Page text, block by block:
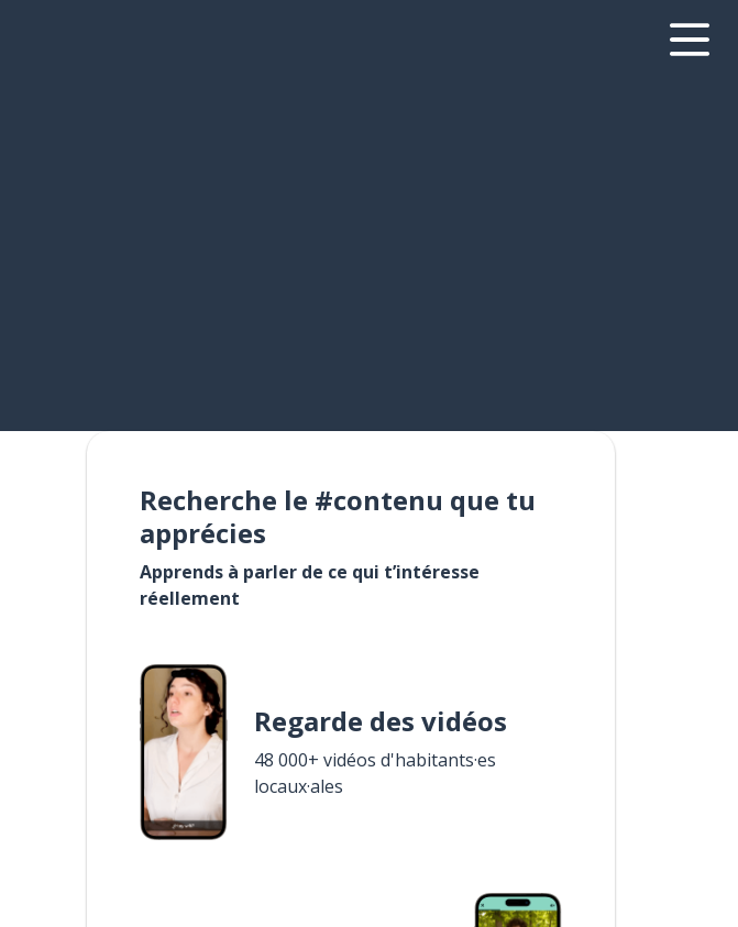
Recherche le #contenu que tu
apprécies
Apprends à parler de ce qui t’intéresse
réellement
Regarde des vidéos
48 000+ vidéos d'habitants·es
locaux·ales